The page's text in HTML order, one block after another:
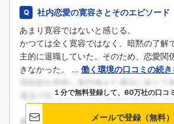
社内恋愛の寛容さとそのエピソード
あまり寛容ではないと感じる。
かつては全く寛容ではなく、暗黙の了解
主的に退職していた。そのため、恋愛関
きなかった。 ... 働く環境の口コミの続
１分で無料登録して、60万社の口コ
メールで登録（無料）